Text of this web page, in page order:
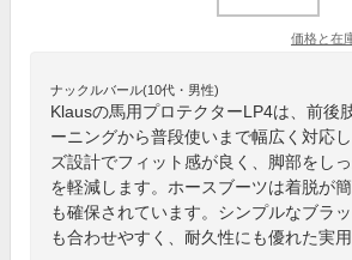
価格と在
ナックルバール(10代・男性)
Klausの馬用プロテクターLP4は、前後
ーニングから普段使いまで幅広く対応
ズ設計でフィット感が良く、脚部をし
を軽減します。ホースブーツは着脱が
も確保されています。シンプルなブラ
も合わせやすく、耐久性にも優れた実用